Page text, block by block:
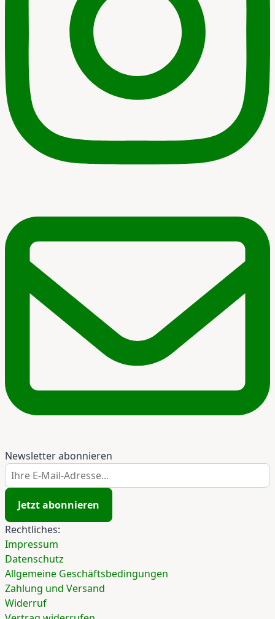
Newsletter abonnieren
Ihre E-Mail-Adresse...
Jetzt abonnieren
Rechtliches:
Impressum
Datenschutz
Allgemeine Geschäftsbedingungen
Zahlung und Versand
Widerruf